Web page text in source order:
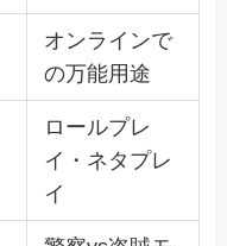
オンラインで
の万能用途
ロールプレ
イ・ネタプレ
イ